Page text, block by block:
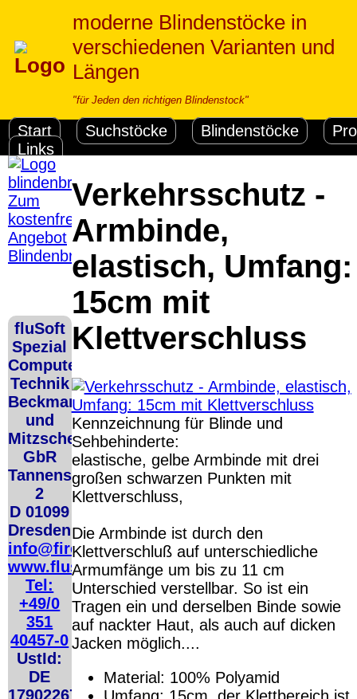
moderne Blindenstöcke in
verschiedenen Varianten und
Längen
"für Jeden den richtigen Blindenstock"
Start Suchstöcke Blindenstöcke
Links
Zum
kostenfreien
Angebot
Blindenbrief
fluSoft
Spezial
Computer
Technik
Beckmann
und
Mitzscherlich
GbR
Tannenstrasse
2
D 01099
Dresden
info@firecane.org
www.flusoft.de
Tel:
+49/0
351
40457-0
UstId:
DE
179022678
Verkehrsschutz -
Armbinde,
elastisch, Umfang:
15cm mit
Klettverschluss
Kennzeichnung für Blinde und
Sehbehinderte:
elastische, gelbe Armbinde mit drei
großen schwarzen Punkten mit
Klettverschluss,
Die Armbinde ist durch den
Klettverschluß auf unterschiedliche
Armumfänge um bis zu 11 cm
Unterschied verstellbar. So ist ein
Tragen ein und derselben Binde sowie
auf nackter Haut, als auch auf dicken
Jacken möglich....
Material: 100% Polyamid
Umfang: 15cm, der Klettbereich ist
QR Code:
Versandkosten DHL
Standard bis 5kg
Deutschland
Deutschland Vorkasse:
6.95 €
6.95 €
EU (inkl. Schweiz)
Vorkasse: 20.00 €
EU (inkl. Schweiz)
PayPal: 20.00 €
Der Versand erfolgt als
versichertes Paket.
Selbstabholung vom
Ausstellungen: 0.00 €
Software
EU
EU
alsokeinen
Die in diesem Dokument genannten Warenzeichen sind Eigentum
technische Änderungen vorbehalten.
letzte Änderung: 1. Januar 2026fluSoft Spezial Computer Technik
Mit einem Urteil vom 12.05.1998 - 312 O 85/98 - Haftung für Links
durch die Anbringung eines Links, die Inhalte der gelinkten Seite
verhindert werden, dass man sich ausdrücklich von diesen Inhalten
von allen Inhalten, aller gelinkten Seiten auf unserer Homepage und
Erklärung gilt für alle auf unserer Homepage angebrachten Links.